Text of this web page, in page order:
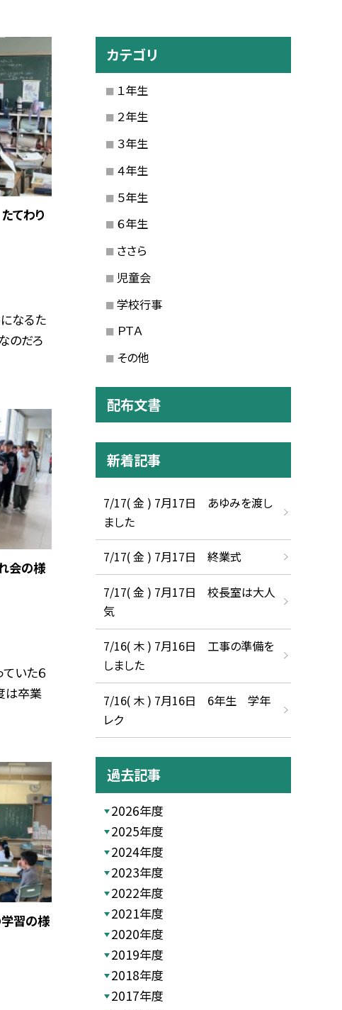
わり
なるた
のだろ
会の様
いた６
は卒業
習の様
カテゴリ
１年生
２年生
３年生
４年生
５年生
６年生
ささら
児童会
学校行事
ＰＴＡ
その他
配布文書
新着記事
7/17( 金 ) 7月17日 あゆみを渡し
ました
7/17( 金 ) 7月17日 終業式
7/17( 金 ) 7月17日 校長室は大人
気
7/16( 木 ) 7月16日 工事の準備を
しました
7/16( 木 ) 7月16日 6年生 学年
レク
過去記事
2026年度
2025年度
2024年度
2023年度
2022年度
2021年度
2020年度
2019年度
2018年度
2017年度